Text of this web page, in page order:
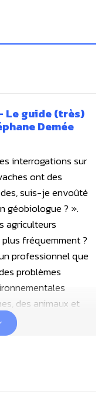
Le guide (très)
Demée
interrogations sur
ont des
suis-je envoûté
géobiologue ? ».
agriculteurs
fréquemment ?
professionnel que
problèmes
des animaux et
les effets les
sanitaire,
à repenser le